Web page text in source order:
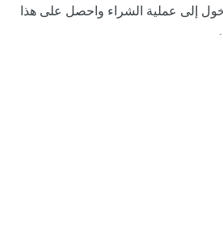
إلى عملية الشراء واحصل على هذا